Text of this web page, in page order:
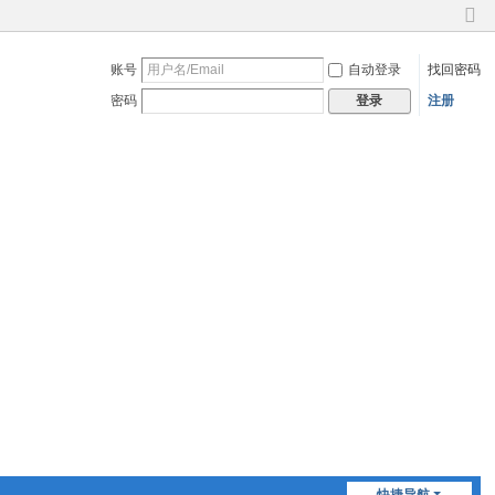
切
到
账号 自动登录
找回密码
密码
登录 注册